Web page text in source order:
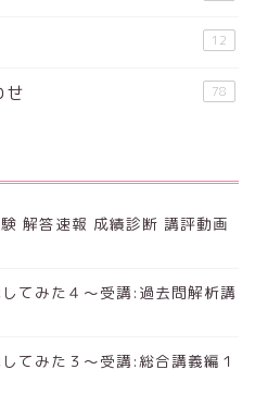
12
せ 78
解答速報 成績診断 講評動画
てみた４～受講:過去問解析講
てみた３～受講:総合講義編１